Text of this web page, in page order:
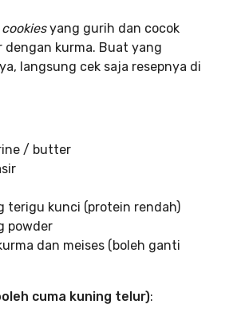
cookiesyang gurih dan cocok
dengan kurma. Buat yang
langsung cek saja resepnya di
/ butter
terigu kunci (protein rendah)
powder
dan meises (boleh ganti
cuma kuning telur):